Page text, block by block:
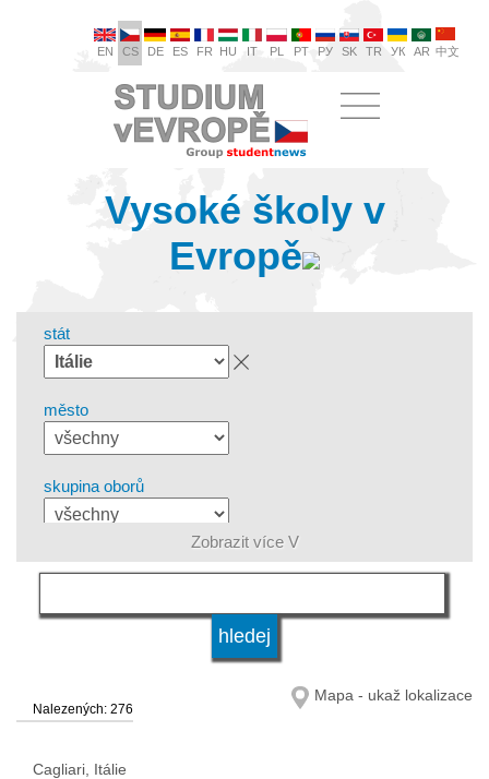
EN CS DE ES FR HU IT PL PT РУ SK TR УК AR 中文
Vysoké školy v
Evropě
stát
město
skupina oborů
jazyk
status vysoké školy
Zobrazit více V
Nalezených: 276
Mapa - ukaž lokalizace
Cagliari, Itálie